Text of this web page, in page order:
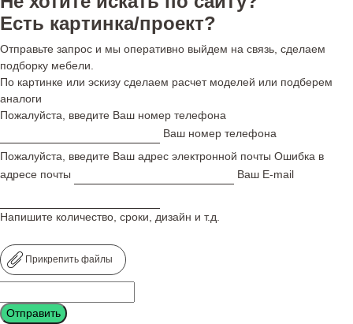
Есть картинка/проект?
Отправьте запрос и мы оперативно выйдем на связь, сделаем
подборку мебели.
По картинке или эскизу сделаем расчет моделей или подберем
аналоги
Пожалуйста, введите Ваш номер телефона
Ваш номер телефона
Пожалуйста, введите Ваш адрес электронной почты Ошибка в
адресе почты
Ваш E-mail
Напишите количество, сроки, дизайн и т.д.
Прикрепить файлы